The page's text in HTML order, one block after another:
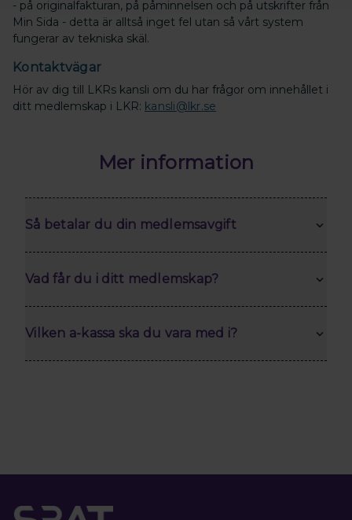
- på originalfakturan, på påminnelsen och på utskrifter från
Min Sida - detta är alltså inget fel utan så vårt system
fungerar av tekniska skäl.
Kontaktvägar
Hör av dig till LKRs kansli om du har frågor om innehållet i
ditt medlemskap i LKR: kansli@lkr.se
Mer information
Så betalar du din medlemsavgift
Vad får du i ditt medlemskap?
Vilken a-kassa ska du vara med i?